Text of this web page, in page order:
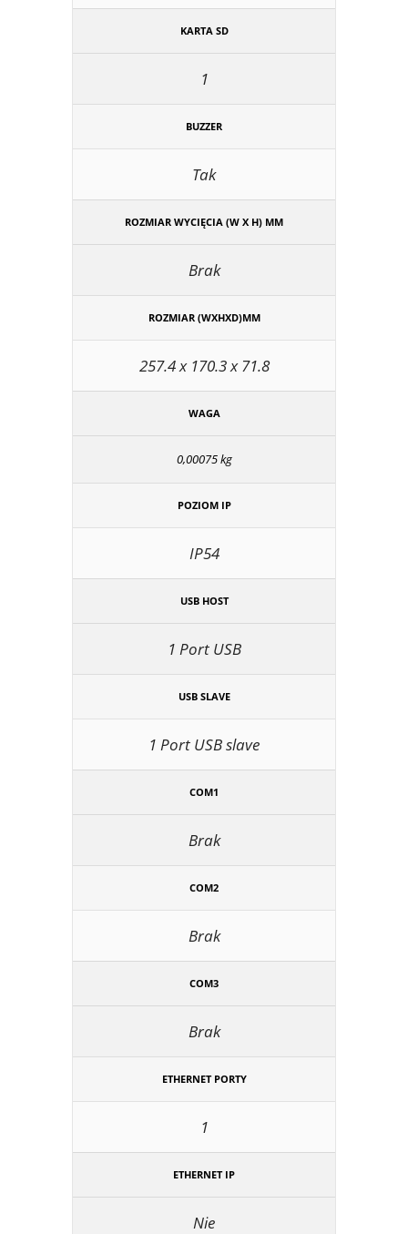
KARTA SD
1
BUZZER
Tak
ROZMIAR WYCIĘCIA (W X H) MM
Brak
ROZMIAR (WXHXD)MM
257.4 x 170.3 x 71.8
WAGA
0,00075 kg
POZIOM IP
IP54
USB HOST
1 Port USB
USB SLAVE
1 Port USB slave
COM1
Brak
COM2
Brak
COM3
Brak
ETHERNET PORTY
1
ETHERNET IP
Nie